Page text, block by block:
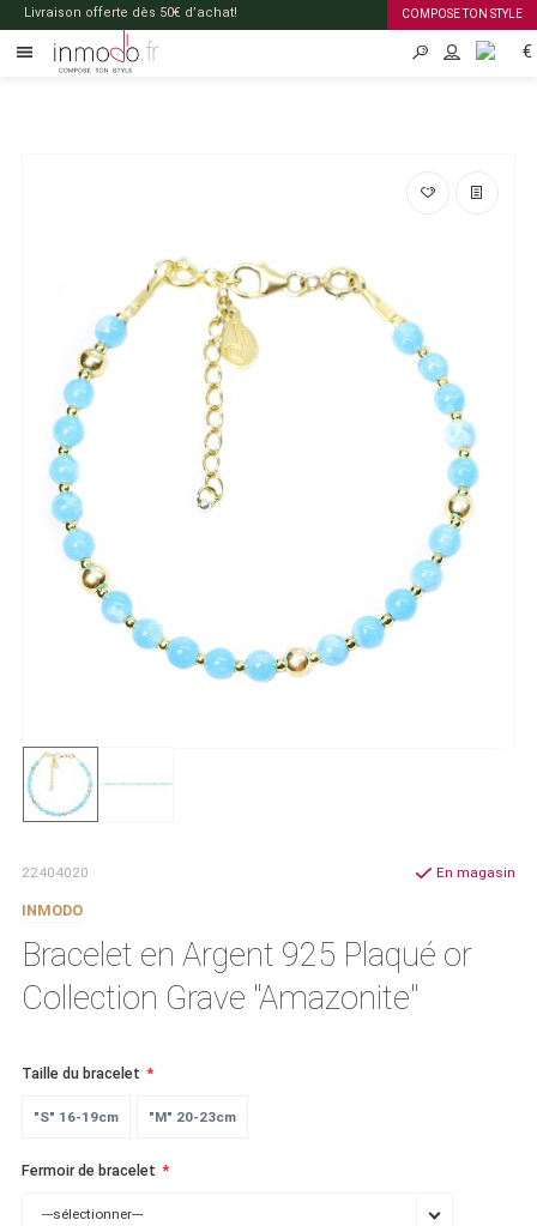
COMPOSE TON STYLE
Livraison offerte dès 50€ d’achat!
FR €
22404020
INMODO
Bracelet en Argent 925 Plaqué or
Collection Grave "Amazonite"
En magasin
Taille du bracelet
"S" 16-19cm "M" 20-23cm
Fermoir de bracelet
---sélectionner---